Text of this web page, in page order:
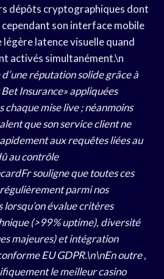
dépôts cryptographiques dont
son interface mobile
latence visuelle quand
activés simultanément.\n
réputation solide grâce à
Insurance​» appliquées
mise live ; néanmoins
que son service client ne
aux requêtes liées au
au contrôle
souligne que toutes ces
parmi nos
lorsqu’on évalue critères
(>99 % uptime), diversité
majeures) et intégration
EU GDPR.\n\nEn outre ,
le meilleur casino